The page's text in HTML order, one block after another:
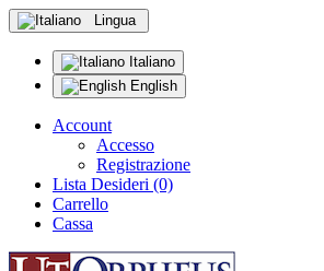
Lingua
Italiano
English
Account
Accesso
Registrazione
Lista Desideri (0)
Carrello
Cassa